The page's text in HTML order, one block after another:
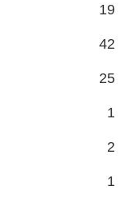
19
42
25
1
2
1